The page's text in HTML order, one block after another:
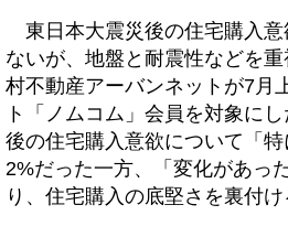
東日本大震災後の住宅購入
ないが、地盤と耐震性などを
村不動産アーバンネットが7月
ト「ノムコム」会員を対象に
後の住宅購入意欲について「特
2%だった一方、「変化があっ
り、住宅購入の底堅さを裏付け